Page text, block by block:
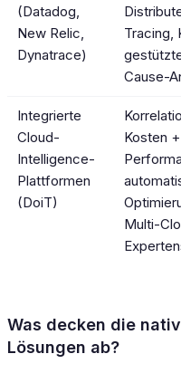
(Datadog,
New Relic,
Dynatrace)
Tracing,
Cause-
Integrierte
Cloud-
Intelligence-
Plattformen
(DoiT)
Kosten +
Multi-
Was decken die
Lösungen ab?